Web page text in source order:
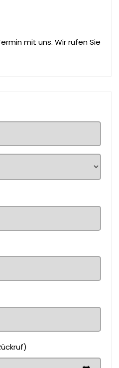
mit uns. Wir rufen Sie